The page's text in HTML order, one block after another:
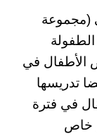
(مجموعة
رياض الأطفال في
تدريسها
في فترة
خاص